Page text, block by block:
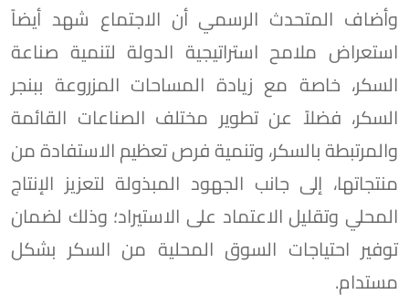
وأضاف المتحدث الرسمي أن الاجتماع شهد أيضاً
استعراض ملامح استراتيجية الدولة لتنمية صناعة
السكر، خاصة مع زيادة المساحات المزروعة ببنجر
السكر، فضلاً عن تطوير مختلف الصناعات القائمة
والمرتبطة بالسكر، وتنمية فرص تعظيم الاستفادة من
منتجاتها، إلى جانب الجهود المبذولة لتعزيز الإنتاج
المحلي وتقليل الاعتماد على الاستيراد؛ وذلك لضمان
توفير احتياجات السوق المحلية من السكر بشكل
مستدام.